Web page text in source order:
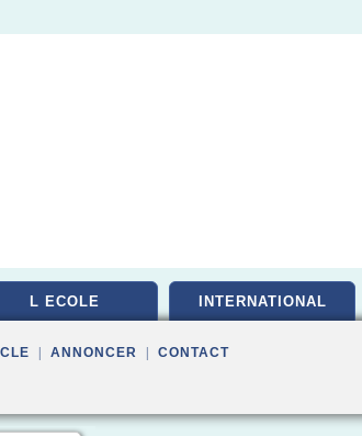
L ECOLE INTERNATIONAL
ANNONCER CONTACT